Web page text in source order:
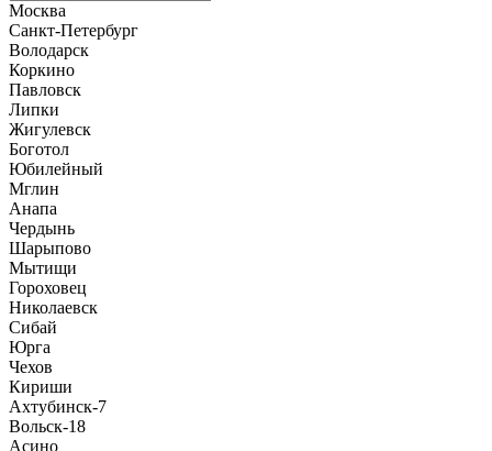
Москва
Санкт-Петербург
Володарск
Коркино
Павловск
Липки
Жигулевск
Боготол
Юбилейный
Мглин
Анапа
Чердынь
Шарыпово
Мытищи
Гороховец
Николаевск
Сибай
Юрга
Чехов
Кириши
Ахтубинск-7
Вольск-18
Асино